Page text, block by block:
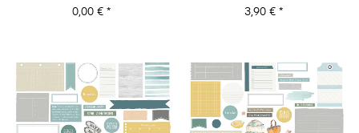
(Printable + Digitale
Preis
0,00 € *
Unterwegs (Kit 06)
Preis
3,90 € *